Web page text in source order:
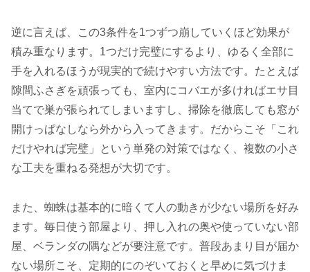
逆に言えば、この3条件を1つずつ崩していくほど効果が
積み重なります。1つだけ完璧にするより、ゆるく全部に
手を入れるほうが現実的で続けやすい方法です。たとえば
隙間ふさぎを頑張っても、室内にコバエが多ければエサ目
当てで巣が張られてしまいますし、掃除を徹底しても窓が
開けっぱなしなら外から入ってきます。だからこそ「これ
だけやれば完璧」という単発の対策ではなく、複数の小さ
な工夫を重ねる発想が大切です。
また、蜘蛛は基本的に暗くて人の動きが少ない場所を好み
ます。毎日使う部屋より、押し入れの奥や使っていない部
屋、ベランダの隅などが要注意です。普段あまり目が届か
ない場所こそ、定期的にのぞいておくと早めに気づけま